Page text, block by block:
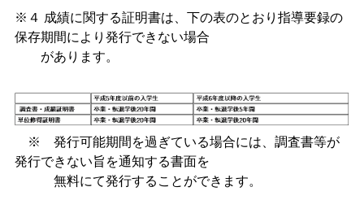
※４ 成績に関する証明書は、下の表のとおり指導要録の
保存期間により発行できない場合
があります。
※ 発行可能期間を過ぎている場合には、調査書等が
発行できない旨を通知する書面を
無料にて発行することができます。